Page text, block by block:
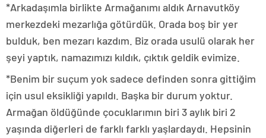
*Arkadaşımla birlikte Armağanımı aldık Arnavutköy
merkezdeki mezarlığa götürdük. Orada boş bir yer
bulduk, ben mezarı kazdım. Biz orada usulü olarak her
şeyi yaptık, namazımızı kıldık, çıktık geldik evimize.
*Benim bir suçum yok sadece definden sonra gittiğim
için usul eksikliği yapıldı. Başka bir durum yoktur.
Armağan öldüğünde çocuklarımın biri 3 aylık biri 2
yaşında diğerleri de farklı farklı yaşlardaydı. Hepsinin